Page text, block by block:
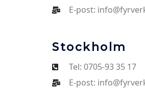
E-post:
Stockholm
Tel: 0705-93 35 17
E-post: